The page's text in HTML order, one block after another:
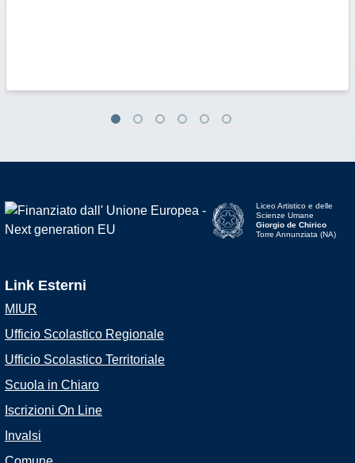
Liceo Artistico e delle
Scienze Umane
Giorgio de Chirico
Torre Annunziata (NA)
Link Esterni
MIUR
Ufficio Scolastico Regionale
Ufficio Scolastico Territoriale
Scuola in Chiaro
Iscrizioni On Line
Invalsi